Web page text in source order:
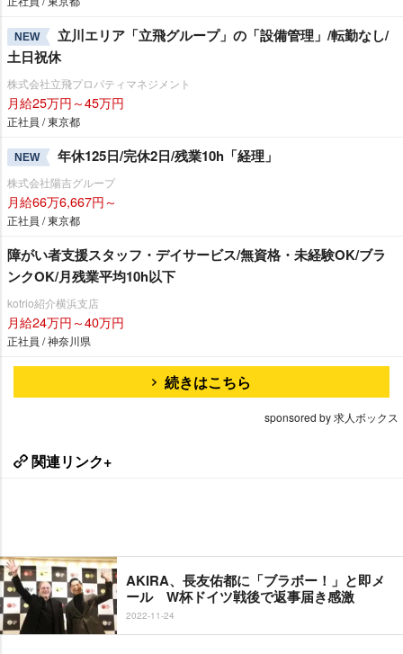
NEW
立川エリア「立飛グループ」の「設備管理」/転勤なし/
土日祝休
株式会社立飛プロパティマネジメント
月給25万円～45万円
正社員 / 東京都
NEW 年休125日/完休2日/残業10h「経理」
株式会社陽吉グループ
月給66万6,667円～
正社員 / 東京都
障がい者支援スタッフ・デイサービス/無資格・未経験OK/ブラ
ンクOK/月残業平均10h以下
kotrio紹介横浜支店
月給24万円～40万円
正社員 / 神奈川県
続きはこちら
sponsored by 求人ボックス
関連リンク+
AKIRA、長友佑都に「ブラボー！」と即メ
ール W杯ドイツ戦後で返事届き感激
2022-11-24